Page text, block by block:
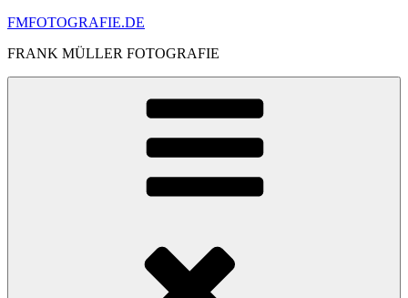
Skip
content
FMFOTOGRAFIE.DE
FRANK MÜLLER FOTOGRAFIE